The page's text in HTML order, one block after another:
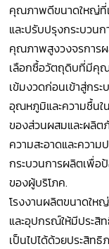
คุณภาพดีขนาดใหญ่ที่
และปรับปรุงกระบวน
คุณภาพสูงวงจรการ
เลือกซื้อวัตถุดิบที่มีคุ
เข้มงวดก่อนเข้าสู่กร
อุณหภูมิและความชื้นใ
ของส่วนผสมและผลิ
ความสะอาดและควา
กระบวนการผลิตเพื่อ
ของผู้บริโภค.
โรงงานผลิตขนาดให
และอุปกรณ์ให้มีประสิ
เป็นไปได้ด้วยประสิ